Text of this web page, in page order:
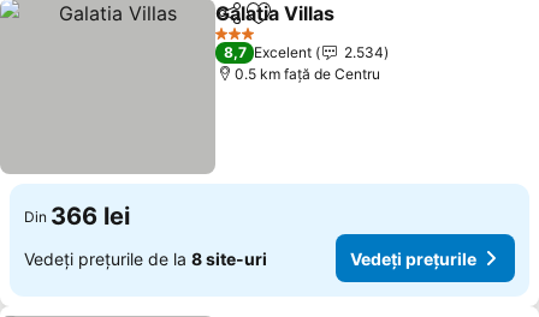
DistribuițiAdăugaţi la favorite
Galatia Villas
3 Stele
8,7 Excelent
2.534
0.5 km faţă de Centru
Din 366 lei
Vedeți prețurile de la 8 site-uri Vedeți prețurile